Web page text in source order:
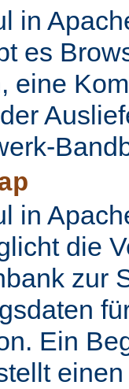
in
es
eine
in
die
zur
Ein